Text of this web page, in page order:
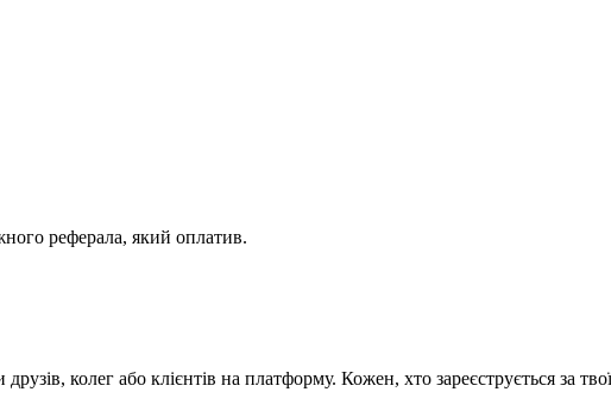
реферала, який оплатив.
колег або клієнтів на платформу. Кожен, хто зареєструється за